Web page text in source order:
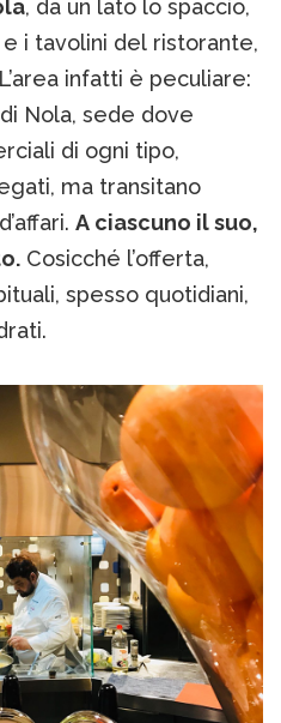
, da un lato lo spaccio,
i tavolini del ristorante,
infatti è peculiare:
Nola, sede dove
di ogni tipo,
ma transitano
A ciascuno il suo,
Cosicché l’offerta,
spesso quotidiani,